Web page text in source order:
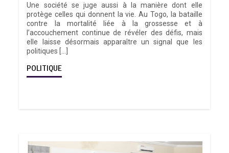
Une société se juge aussi à la manière dont elle
protège celles qui donnent la vie. Au Togo, la bataille
contre la mortalité liée à la grossesse et à
l’accouchement continue de révéler des défis, mais
elle laisse désormais apparaître un signal que les
politiques […]
POLITIQUE